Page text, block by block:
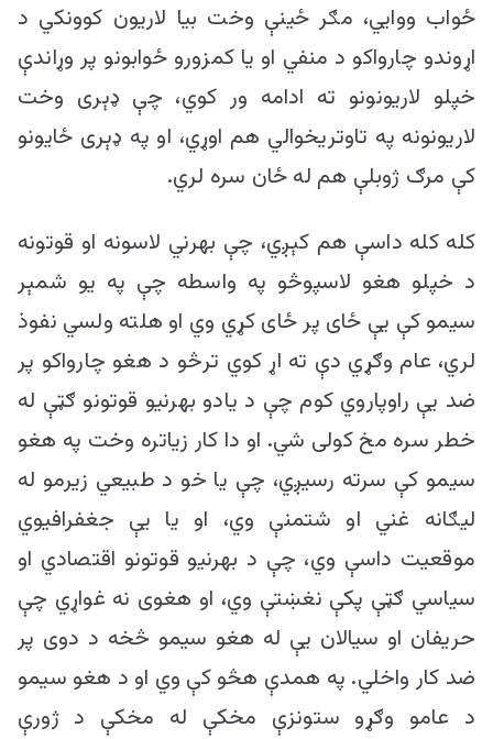
ځواب ووايي، مګر ځینې وخت بیا لاریون کوونکي د
اړوندو چارواکو د منفي او یا کمزورو ځوابونو پر وړاندې
خپلو لاریونونو ته ادامه ور کوي، چې ډېری وخت
لاریونونه په تاوتریخوالي هم اوړي، او په ډېری ځایونو
کې مرګ ژوبلې هم له ځان سره لري.
کله کله داسې هم کېږي، چې بهرني لاسونه او قوتونه
د خپلو هغو لاسپوڅو په واسطه چې په یو شمېر
سیمو کې یې ځای پر ځای کړي وي او هلته ولسي نفوذ
لري، عام وګړي دې ته اړ کوي ترڅو د هغو چارواکو پر
ضد یې راوپاروي کوم چې د یادو بهرنیو قوتونو ګټې له
خطر سره مخ کولی شي. او دا کار زیاتره وخت په هغو
سیمو کې سرته رسیږي، چې یا خو د طبیعي زیرمو له
لیګانه غني او شتمنې وي، او یا یې جغفرافیوي
موقعیت داسې وي، چې د بهرنیو قوتونو اقتصادي او
سیاسي ګټې پکې نغښتې وي، او هغوی نه غواړي چې
حریفان او سیالان یې له هغو سیمو څخه د دوی پر
ضد کار واخلي. په همدې هڅو کې وي او د هغو سیمو
د عامو وګړو ستونزې مخکې له مخکې د ژورې